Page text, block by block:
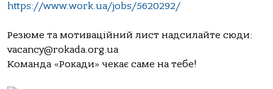
https://www.work.ua/jobs/5620292/
Резюме та мотиваційний лист надсилайте сюди:
vacancy@rokada.org.ua
Команда «Рокади» чекає саме на тебе!